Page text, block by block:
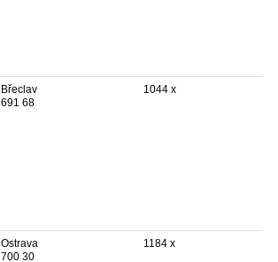
Břeclav
691 68
1044 x
Ostrava
700 30
1184 x